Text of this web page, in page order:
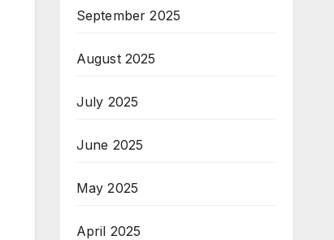
September 2025
August 2025
July 2025
June 2025
May 2025
April 2025